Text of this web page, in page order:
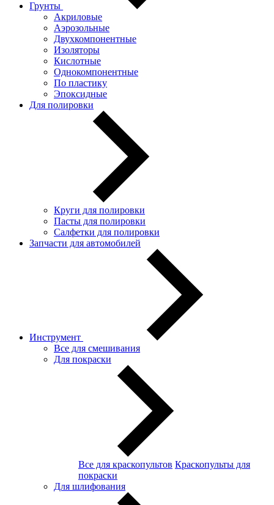
Грунты
Акриловые
Аэрозольные
Двухкомпонентные
Изоляторы
Кислотные
Однокомпонентные
По пластику
Эпоксидные
Для полировки
Круги для полировки
Пасты для полировки
Салфетки для полировки
Запчасти для автомобилей
Инструмент
Все для смешивания
Для покраски
Все для краскопультов Краскопульты для
покраски
Для шлифования